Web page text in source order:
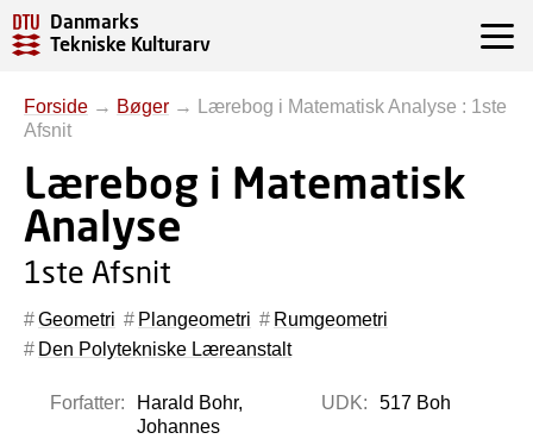
Danmarks
Tekniske Kulturarv
Forside → Bøger →
Lærebog i Matematisk Analyse : 1ste
Afsnit
Lærebog i Matematisk
Analyse
1ste Afsnit
Geometri Plangeometri
Rumgeometri
Den Polytekniske Læreanstalt
Forfatter:
Harald Bohr,
Johannes
UDK: 517 Boh